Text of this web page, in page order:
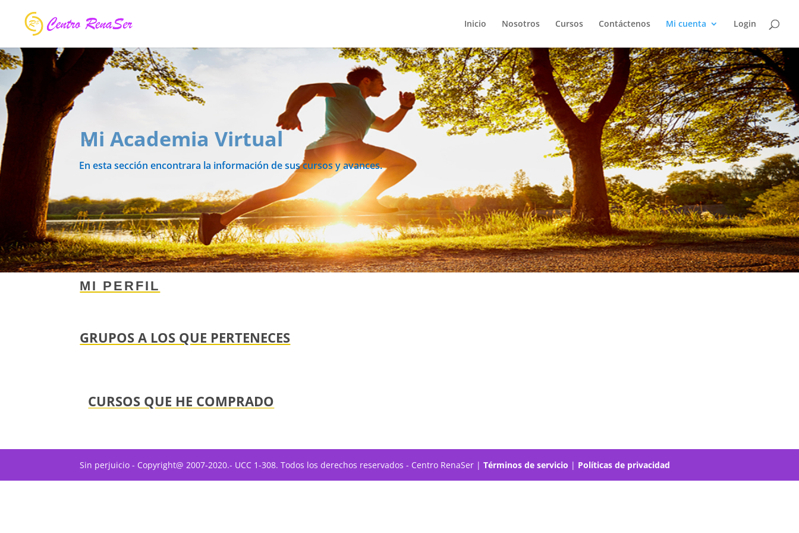
Inicio Nosotros Cursos Contáctenos Mi cuenta Login
Mi Academia Virtual
En esta sección encontrara la información de sus cursos y avances.
MI PERFIL
GRUPOS A LOS QUE PERTENECES
CURSOS QUE HE COMPRADO
Sin perjuicio - Copyright@ 2007-2020.- UCC 1-308. Todos los derechos reservados - Centro RenaSer |Términos de servicio | Políticas de privacidad